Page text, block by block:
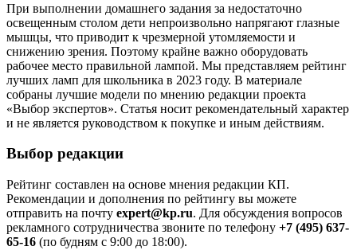
При выполнении домашнего задания за недостаточно
освещенным столом дети непроизвольно напрягают глазные
мышцы, что приводит к чрезмерной утомляемости и
снижению зрения. Поэтому крайне важно оборудовать
рабочее место правильной лампой. Мы представляем рейтинг
лучших ламп для школьника в 2023 году. В материале
собраны лучшие модели по мнению редакции проекта
«Выбор экспертов». Статья носит рекомендательный характер
и не является руководством к покупке и иным действиям.
Выбор редакции
Рейтинг составлен на основе мнения редакции КП.
Рекомендации и дополнения по рейтингу вы можете
отправить на почту expert@kp.ru. Для обсуждения вопросов
рекламного сотрудничества звоните по телефону +7 (495) 637-
65-16 (по будням с 9:00 до 18:00).